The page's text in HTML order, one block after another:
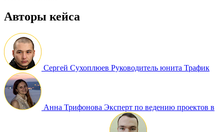
Авторы кейса
Сергей Сухоплюев Руководитель юнита Трафик
Анна Трифонова Эксперт по ведению проектов в